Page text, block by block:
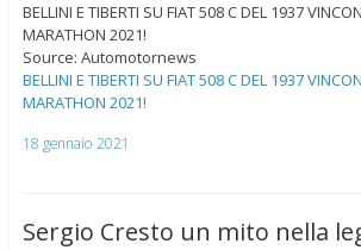
BELLINI E TIBERTI SU FIAT 508 C DEL 1937
MARATHON 2021!
Source: Automotornews
BELLINI E TIBERTI SU FIAT 508 C DEL 1937
MARATHON 2021!
18 gennaio 2021
Sergio Cresto un mito nella